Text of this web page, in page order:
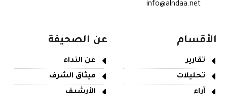
info@alndaa.net
الأقسام
تقارير
تحليلات
آراء
عن الصحيفة
عن النداء
ميثاق الشرف
الأرشيف